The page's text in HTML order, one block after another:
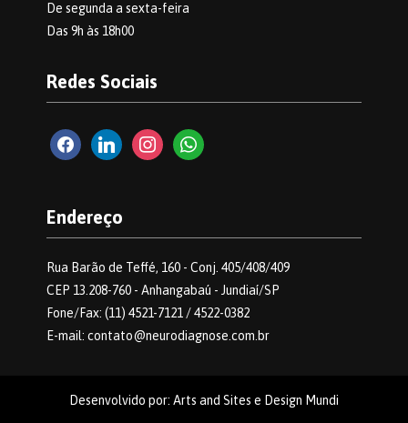
De segunda a sexta-feira
Das 9h às 18h00
Redes Sociais
facebook2linkedininstagramwhatsapp
Endereço
Rua Barão de Teffé, 160 - Conj. 405/408/409
CEP 13.208-760 - Anhangabaú - Jundiaí/SP
Fone/Fax: (11) 4521-7121 / 4522-0382
E-mail: contato@neurodiagnose.com.br
Desenvolvido por: Arts and Sites e Design Mundi